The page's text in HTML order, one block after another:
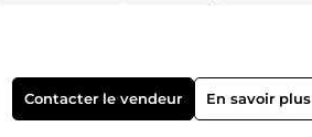
Contacter le vendeur En savoir plus